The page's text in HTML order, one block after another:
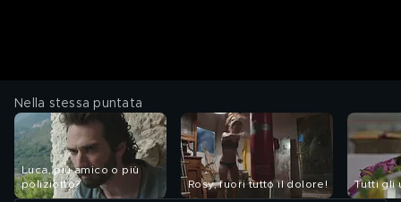
Nella stessa puntata
Luca, più amico o più
poliziotto?
Rosy, fuori tutto il dolore! Tutti gli